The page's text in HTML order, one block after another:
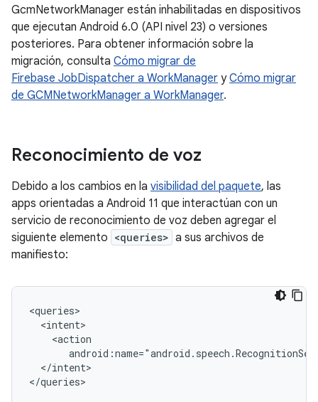
GcmNetworkManager están inhabilitadas en dispositivos
que ejecutan Android 6.0 (API nivel 23) o versiones
posteriores. Para obtener información sobre la
migración, consulta Cómo migrar de
Firebase JobDispatcher a WorkManager yCómo migrar
de GCMNetworkManager a WorkManager.
Reconocimiento de voz
Debido a los cambios en la visibilidad del paquete, las
apps orientadas a Android 11 que interactúan con un
servicio de reconocimiento de voz deben agregar el
siguiente elemento <queries> a sus archivos de
manifiesto:
</intent>
</queries>